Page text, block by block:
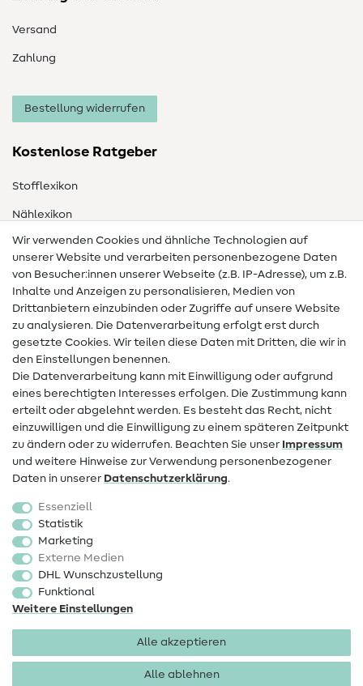
Versand
Zahlung
Bestellung widerrufen
Kostenlose Ratgeber
Stofflexikon
Nählexikon
Nähanleitungen
Hilfe & Kontakt
Kontakt
Infos zum Betreiberwechsel
FAQ
Widerrufsrecht
Beliebt
Stoffe
Sale
Schnittmuster
Wir verwenden Cookies und ähnliche Technologien auf
unserer Website und verarbeiten personenbezogene Daten
von Besucher:innen unserer Webseite (z.B. IP-Adresse), um z.B.
Inhalte und Anzeigen zu personalisieren, Medien von
Drittanbietern einzubinden oder Zugriffe auf unsere Website
zu analysieren. Die Datenverarbeitung erfolgt erst durch
gesetzte Cookies. Wir teilen diese Daten mit Dritten, die wir in
den Einstellungen benennen.
Die Datenverarbeitung kann mit Einwilligung oder aufgrund
eines berechtigten Interesses erfolgen. Die Zustimmung kann
erteilt oder abgelehnt werden. Es besteht das Recht, nicht
einzuwilligen und die Einwilligung zu einem späteren Zeitpunkt
zu ändern oder zu widerrufen. Beachten Sie unser Impressum
und weitere Hinweise zur Verwendung personenbezogener
Daten in unserer Daten­schutz­erklärung.
Essenziell
Statistik
Marketing
Externe Medien
DHL Wunschzustellung
Funktional
Weitere Einstellungen
Alle akzeptieren
Alle ablehnen
Impressum Datenschutz
AGB